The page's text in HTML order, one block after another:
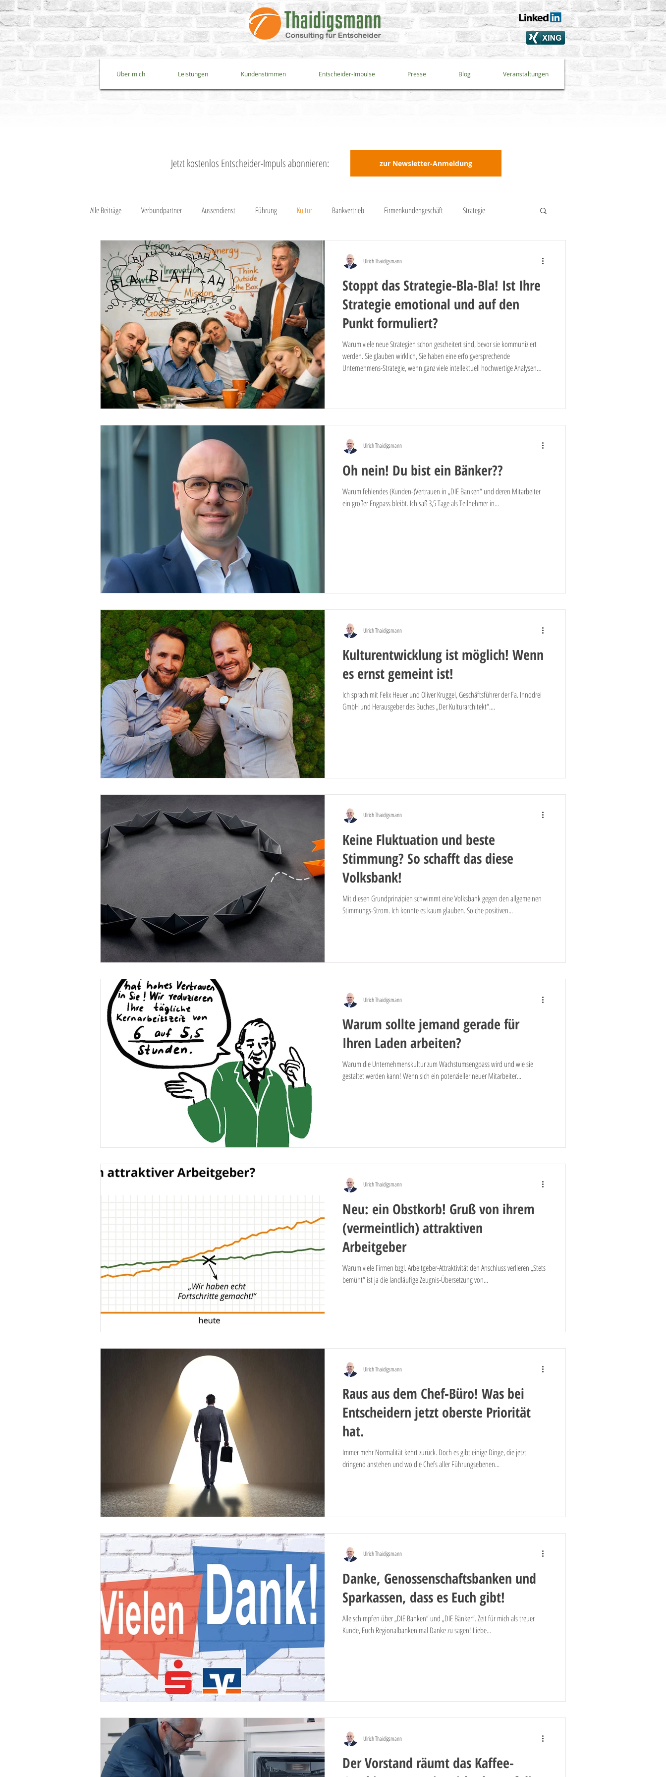
Über mich Leistungen Kundenstimmen Entscheider-Impulse Presse Blog Veranstaltungen
Jetzt kostenlos Entscheider-Impuls abonnieren: zur Newsletter-Anmeldung
Alle Beiträge Verbundpartner Aussendienst Führung Kultur Bankvertrieb Firmenkundengeschäft Strategie
Strategieklausur Komplexität reduzieren Projektmanagement Fusion
Kundenbidnung Kundenbindung Kontomodelle Preispolitik Kosten Retailgeschäft Vertrieb Kreditgeschäft
Personal Mitarbeiterbefragung
Stoppt das Strategie-Bla-Bla! Ist Ihre
Strategie emotional und auf den
Punkt formuliert?
Warum viele neue Strategien schon gescheitert sind, bevor sie kommuniziert
werden. Sie glauben wirklich, Sie haben eine erfolgversprechende
Unternehmens-Strategie, wenn ganz viele intellektuell hochwertige Analysen
Ulrich Thaidigsmann
Oh nein! Du bist ein Bänker??
Warum fehlendes (Kunden-)Vertrauen in „DIE Banken“ und deren Mitarbeiter
ein großer Engpass bleibt. Ich saß 3,5 Tage als Teilnehmer in...
Ulrich Thaidigsmann
Kulturentwicklung ist möglich! Wenn
es ernst gemeint ist!
Ich sprach mit Felix Heuer und Oliver Kruggel, Geschäftsführer der Fa. Innodrei
GmbH und Herausgeber des Buches „Der Kulturarchitekt“....
Ulrich Thaidigsmann
Keine Fluktuation und beste
Stimmung? So schafft das diese
Volksbank!
Mit diesen Grundprinzipien schwimmt eine Volksbank gegen den allgemeinen
Stimmungs-Strom. Ich konnte es kaum glauben. Solche positiven...
Ulrich Thaidigsmann
Warum sollte jemand gerade für
Ihren Laden arbeiten?
Warum die Unternehmenskultur zum Wachstumsengpass wird und wie sie
gestaltet werden kann! Wenn sich ein potenzieller neuer Mitarbeiter...
Ulrich Thaidigsmann
Neu: ein Obstkorb! Gruß von ihrem
(vermeintlich) attraktiven
Arbeitgeber
Warum viele Firmen bzgl. Arbeitgeber-Attraktivität den Anschluss verlieren „Stets
bemüht“ ist ja die landläufige Zeugnis-Übersetzung von...
Ulrich Thaidigsmann
Raus aus dem Chef-Büro! Was bei
Entscheidern jetzt oberste Priorität
hat.
Immer mehr Normalität kehrt zurück. Doch es gibt einige Dinge, die jetzt
dringend anstehen und wo die Chefs aller Führungsebenen...
Ulrich Thaidigsmann
Danke, Genossenschaftsbanken und
Sparkassen, dass es Euch gibt!
Alle schimpfen über „DIE Banken“ und „DIE Bänker“. Zeit für mich als treuer
Kunde, Euch Regionalbanken mal Danke zu sagen! Liebe...
Ulrich Thaidigsmann
Der Vorstand räumt das Kaffee-
Ulrich Thaidigsmann